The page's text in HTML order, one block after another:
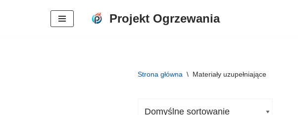
Projekt Ogrzewania
Strona główna \ Materiały uzupełniające